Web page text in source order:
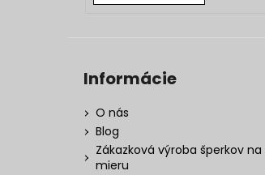
Informácie
O nás
Blog
Zákazková výroba šperkov na
mieru